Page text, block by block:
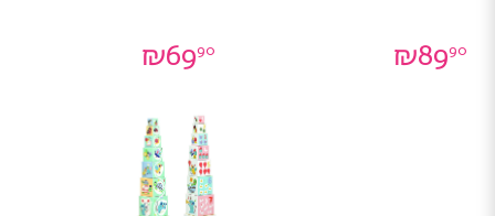
₪8990
₪6990